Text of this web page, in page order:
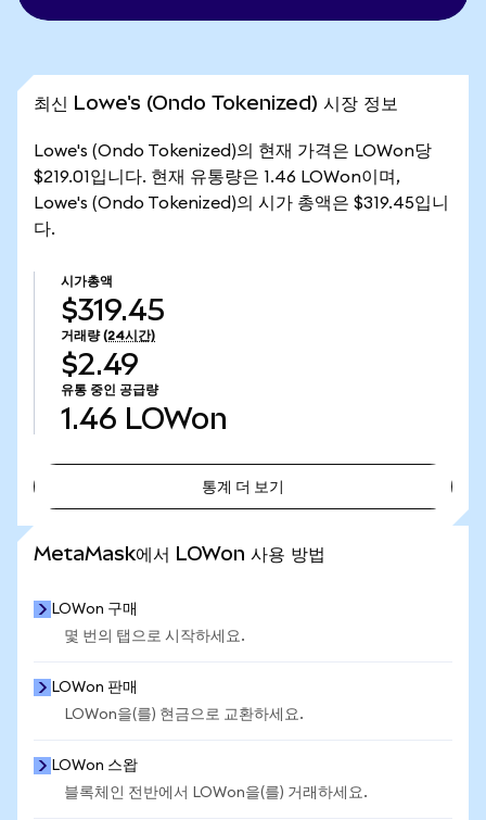
최신 Lowe's (Ondo Tokenized) 시장 정보
Lowe's (Ondo Tokenized)의 현재 가격은 LOWon당
$219.01입니다. 현재 유통량은 1.46 LOWon이며,
Lowe's (Ondo Tokenized)의 시가 총액은 $319.45입니
다.
시가총액
$319.45
거래량 (24시간)
$2.49
유통 중인 공급량
1.46 LOWon
통계 더 보기
MetaMask에서 LOWon 사용 방법
LOWon 구매
몇 번의 탭으로 시작하세요.
LOWon 판매
LOWon을(를) 현금으로 교환하세요.
LOWon 스왑
블록체인 전반에서 LOWon을(를) 거래하세요.